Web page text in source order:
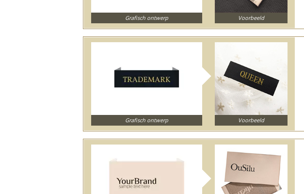
Grafisch ontwerp Voorbeeld
Grafisch ontwerp Voorbeeld